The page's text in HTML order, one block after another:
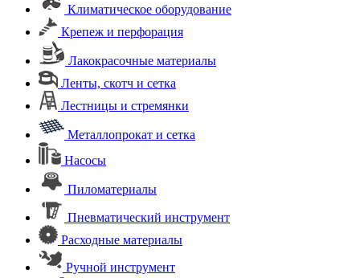
Климатическое оборудование
Крепеж и перфорация
Лакокрасочные материалы
Ленты, скотч и сетка
Лестницы и стремянки
Металлопрокат и сетка
Насосы
Пиломатериалы
Пневматический инструмент
Расходные материалы
Ручной инструмент